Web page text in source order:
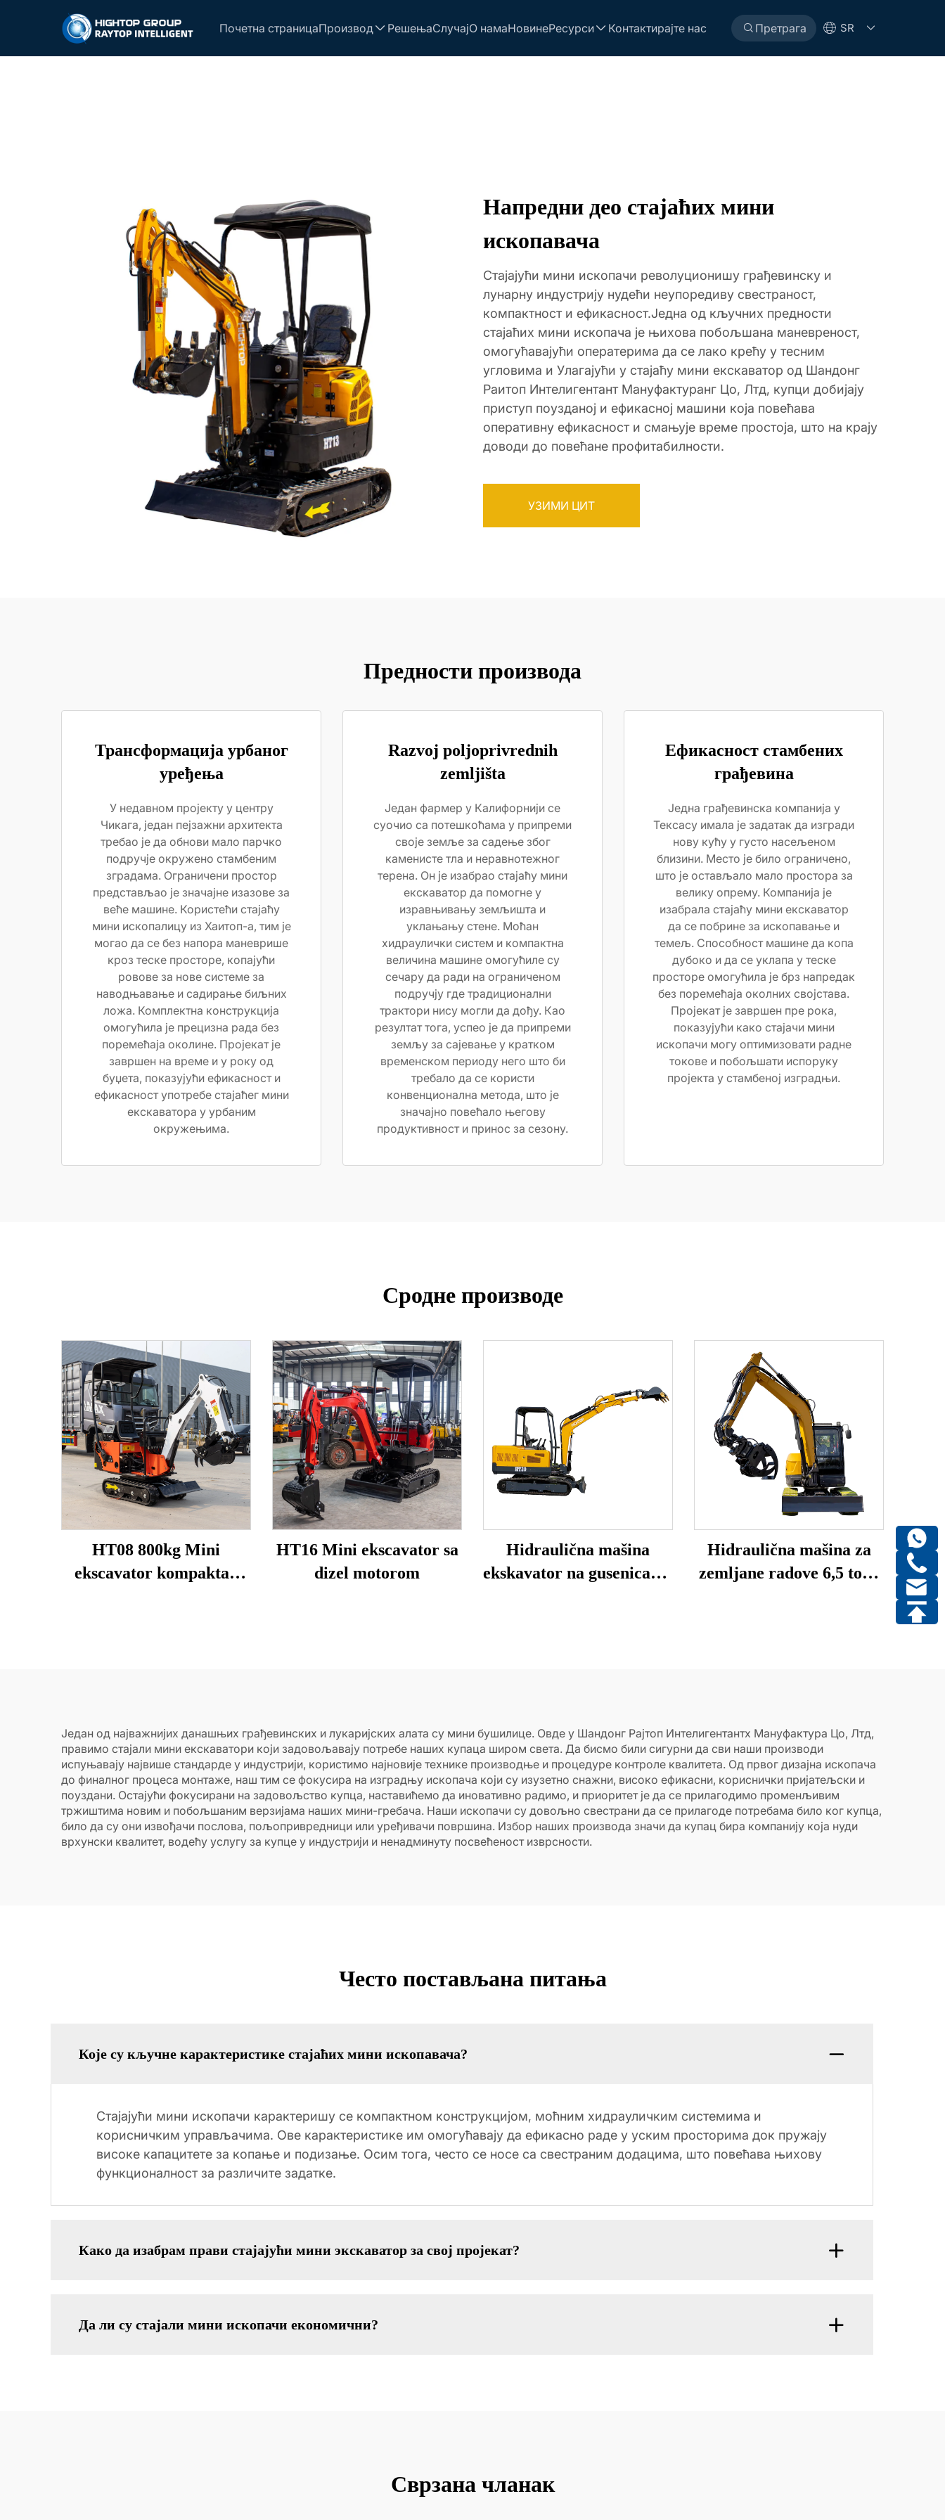
Почетна страницаПроизвод РешењаСлучајО намаНовинеРесурси Контактирајте нас Претрага SR
Напредни део стајаћих мини
ископавача
Стајајући мини ископачи револуционишу грађевинску и
лунарну индустрију нудећи неупоредиву свестраност,
компактност и ефикасност.Једна од кључних предности
стајаћих мини ископача је њихова побољшана маневреност,
омогућавајући оператерима да се лако крећу у тесним
угловима и Улагајући у стајаћу мини екскаватор од Шандонг
Раитоп Интелигентант Мануфактуранг Цо, Лтд, купци добијају
приступ поузданој и ефикасној машини која повећава
оперативну ефикасност и смањује време простоја, што на крају
доводи до повећане профитабилности.
УЗИМИ ЦИТ
Предности производа
Трансформација урбаног
уређења
У недавном пројекту у центру
Чикага, један пејзажни архитекта
требао је да обнови мало парчко
подручје окружено стамбеним
зградама. Ограничени простор
представљао је значајне изазове за
веће машине. Користећи стајаћу
мини ископалицу из Хаитоп-а, тим је
могао да се без напора маневрише
кроз теске просторе, копајући
ровове за нове системе за
наводњавање и садирање биљних
ложа. Комплектна конструкција
омогућила је прецизна рада без
поремећаја околине. Пројекат је
завршен на време и у року од
буџета, показујући ефикасност и
ефикасност употребе стајаћег мини
екскаватора у урбаним
окружењима.
Razvoj poljoprivrednih
zemljišta
Један фармер у Калифорнији се
суочио са потешкоћама у припреми
своје земље за садење због
каменисте тла и неравнотежног
терена. Он је изабрао стајаћу мини
екскаватор да помогне у
изравњивању земљишта и
уклањању стене. Моћан
хидраулички систем и компактна
величина машине омогућиле су
сечару да ради на ограниченом
подручју где традиционални
трактори нису могли да дођу. Као
резултат тога, успео је да припреми
земљу за сајевање у кратком
временском периоду него што би
требало да се користи
конвенционална метода, што је
значајно повећало његову
продуктивност и принос за сезону.
Ефикасност стамбених
грађевина
Једна грађевинска компанија у
Тексасу имала је задатак да изгради
нову кућу у густо насељеном
близини. Место је било ограничено,
што је остављало мало простора за
велику опрему. Компанија је
изабрала стајаћу мини екскаватор
да се побрине за ископавање и
темељ. Способност машине да копа
дубоко и да се уклапа у теске
просторе омогућила је брз напредак
без поремећаја околних својстава.
Пројекат је завршен пре рока,
показујући како стајачи мини
ископачи могу оптимизовати радне
токове и побољшати испоруку
пројекта у стамбеној изградњи.
Сродне производе
HT08 800kg Mini
ekscavator kompaktan
HT16 Mini ekscavator sa
dizel motorom
Hidraulična mašina
ekskavator na gusenicama
Hidraulična mašina za
zemljane radove 6,5 tona
Један од најважнијих данашњих грађевинских и лукаријских алата су мини бушилице. Овде у Шандонг Рајтоп Интелигентантх Мануфактура Цо, Лтд,
правимо стајали мини екскаватори који задовољавају потребе наших купаца широм света. Да бисмо били сигурни да сви наши производи
испуњавају највише стандарде у индустрији, користимо најновије технике производње и процедуре контроле квалитета. Од првог дизајна ископача
до финалног процеса монтаже, наш тим се фокусира на изградњу ископача који су изузетно снажни, високо ефикасни, кориснички пријатељски и
поуздани. Остајући фокусирани на задовољство купца, наставићемо да иновативно радимо, и приоритет је да се прилагодимо променљивим
тржиштима новим и побољшаним верзијама наших мини-гребача. Наши ископачи су довољно свестрани да се прилагоде потребама било ког купца,
било да су они извођачи послова, пољопривредници или уређивачи површина. Избор наших производа значи да купац бира компанију која нуди
врхунски квалитет, водећу услугу за купце у индустрији и ненадминуту посвећеност изврсности.
Често постављана питања
Које су кључне карактеристике стајаћих мини ископавача?
Стајајући мини ископачи карактеришу се компактном конструкцијом, моћним хидрауличким системима и
корисничким управљачима. Ове карактеристике им омогућавају да ефикасно раде у уским просторима док пружају
високе капацитете за копање и подизање. Осим тога, често се носе са свестраним додацима, што повећава њихову
функционалност за различите задатке.
Како да изабрам прави стајајући мини экскаватор за свој пројекат?
Да ли су стајали мини ископачи економични?
Сврзана чланак